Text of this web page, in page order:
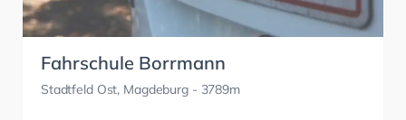
Fahrschule Borrmann
Stadtfeld Ost, Magdeburg- 3789m